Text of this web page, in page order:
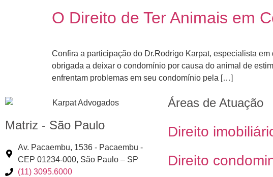
O Direito de Ter Animais em
Confira a participação do Dr.Rodrigo Karpat, especialista
obrigada a deixar o condomínio por causa do animal de
enfrentam problemas em seu condomínio pela […]
Matriz - São Paulo
Av. Pacaembu, 1536 - Pacaembu -
CEP 01234-000, São Paulo – SP
(11) 3095.6000
Áreas de Atuação
Direito
Direito